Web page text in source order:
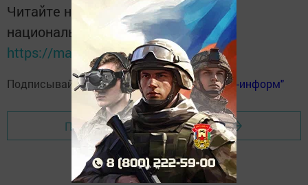
Читайте новости Татарстана в
национальном мессенджере MАХ:
https://max.ru/tatmedia
Подписывайтесь нателеграм-канал "Бавлы-информ"
Перейти на страницу новости